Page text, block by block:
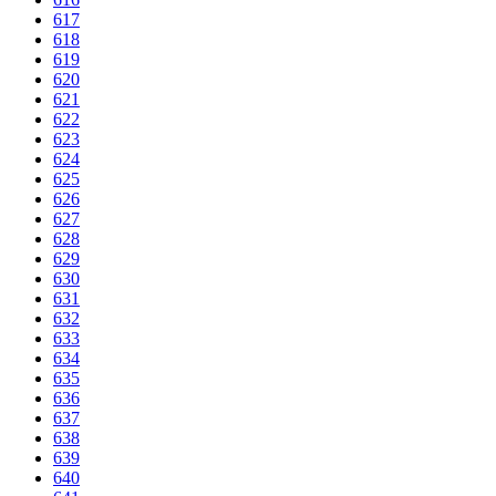
617
618
619
620
621
622
623
624
625
626
627
628
629
630
631
632
633
634
635
636
637
638
639
640